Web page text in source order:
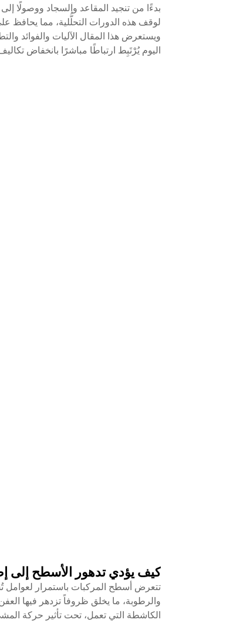
بدءًا من تنجيد المقاعد والسجاد ووصولًا
لوقف هذه الدورات التحلُّلية، مما يحافظ
ويستعرض هذا المقال الآليات والفوائد
اليوم يُرْتَبِط ارتباطًا مباشرًا بانخفاض
كيف يؤدي تدهور الأسطح إلى
تتعرض أسطح المركبات باستمرار لعوامل
والرطوبة، ما يخلق ظروفاً تزدهر فيها
الكاشطة التي تعمل، تحت تأثير حركة